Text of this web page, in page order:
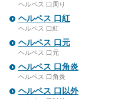
ヘルペス 口周り
ヘルペス 口紅
ヘルペス 口紅
ヘルペス 口元
ヘルペス 口元
ヘルペス 口角炎
ヘルペス 口角炎
ヘルペス 口以外